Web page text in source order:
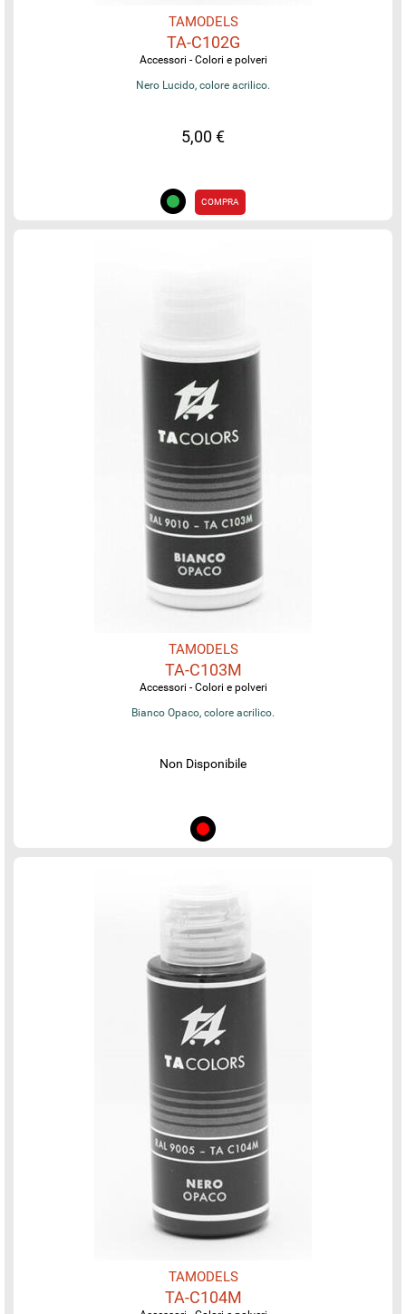
TAMODELS
TA-C102G
Accessori - Colori e polveri
Nero Lucido, colore acrilico.
5,00 €
COMPRA
TAMODELS
TA-C103M
Accessori - Colori e polveri
Bianco Opaco, colore acrilico.
Non Disponibile
TAMODELS
TA-C104M